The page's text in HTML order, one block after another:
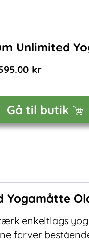
Unlimited
kr
Gå til butik
Yogamåtte
enkeltlags
farver